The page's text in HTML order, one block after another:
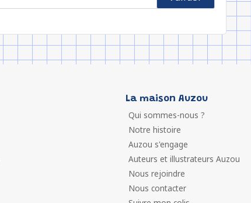
La maison Auzou
Qui sommes-nous ?
Notre histoire
Auzou s'engage
Auteurs et illustrateurs Auzou
Nous rejoindre
Nous contacter